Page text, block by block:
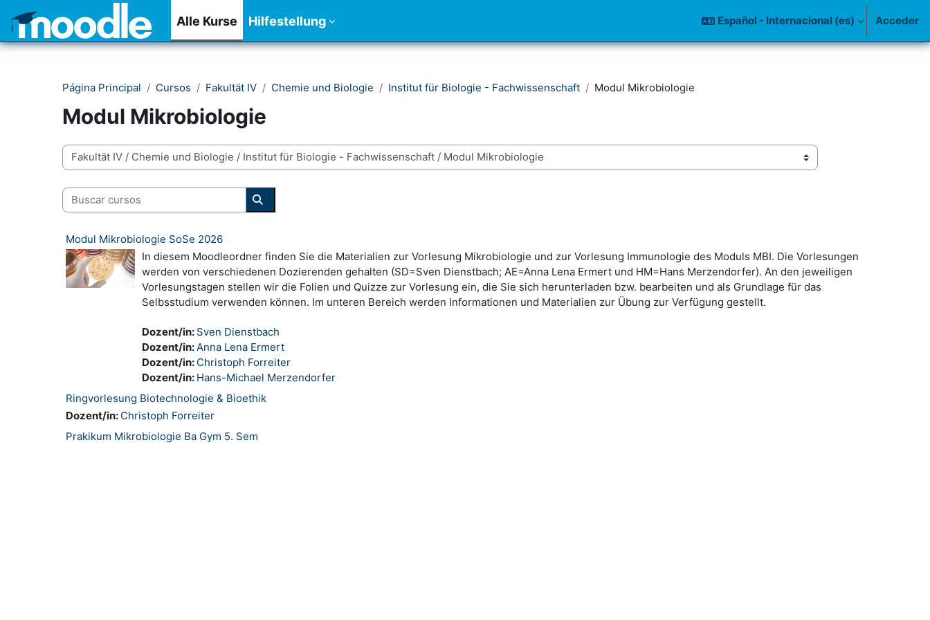
Salta al contenido principal
Alle Kurse Hilfestellung Español - Internacional ‎(es)‎ Acceder
Página Principal Cursos Fakultät IV Chemie und Biologie Institut für Biologie - Fachwissenschaft Modul Mikrobiologie
Modul Mikrobiologie
Categorías
Buscar cursos
Buscar cursos
Modul Mikrobiologie SoSe 2026
In diesem Moodleordner finden Sie die Materialien zur Vorlesung Mikrobiologie und zur Vorlesung Immunologie des Moduls MBI. Die Vorlesungen
werden von verschiedenen Dozierenden gehalten (SD=Sven Dienstbach; AE=Anna Lena Ermert und HM=Hans Merzendorfer). An den jeweiligen
Vorlesungstagen stellen wir die Folien und Quizze zur Vorlesung ein, die Sie sich herunterladen bzw. bearbeiten und als Grundlage für das
Selbsstudium verwenden können. Im unteren Bereich werden Informationen und Materialien zur Übung zur Verfügung gestellt.
Dozent/in: Sven Dienstbach
Dozent/in:Anna Lena Ermert
Dozent/in: Christoph Forreiter
Dozent/in: Hans-Michael Merzendorfer
Ringvorlesung Biotechnologie & Bioethik
Dozent/in: Christoph Forreiter
Prakikum Mikrobiologie Ba Gym 5. Sem